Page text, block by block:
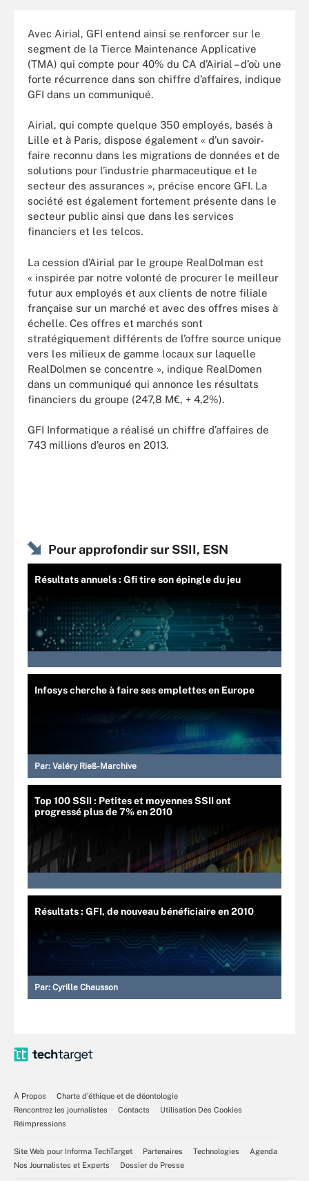
Avec Airial, GFI entend ainsi se renforcer sur le
segment de la Tierce Maintenance Applicative
(TMA) qui compte pour 40% du CA d’Airial – d’où une
forte récurrence dans son chiffre d’affaires, indique
GFI dans un communiqué.
Airial, qui compte quelque 350 employés, basés à
Lille et à Paris, dispose également « d’un savoir-
faire reconnu dans les migrations de données et de
solutions pour l’industrie pharmaceutique et le
secteur des assurances », précise encore GFI. La
société est également fortement présente dans le
secteur public ainsi que dans les services
financiers et les telcos.
La cession d’Airial par le groupe RealDolman est
« inspirée par notre volonté de procurer le meilleur
futur aux employés et aux clients de notre filiale
française sur un marché et avec des offres mises à
échelle. Ces offres et marchés sont
stratégiquement différents de l’offre source unique
vers les milieux de gamme locaux sur laquelle
RealDolmen se concentre », indique RealDomen
dans un communiqué qui annonce les résultats
financiers du groupe (247,8 M€, + 4,2%).
GFI Informatique a réalisé un chiffre d’affaires de
743 millions d’euros en 2013.
Pour approfondir sur SSII, ESN
Résultats annuels : Gfi tire son épingle du jeu
Infosys cherche à faire ses emplettes en Europe
Par: Valéry Rieß-Marchive
Top 100 SSII : Petites et moyennes SSII ont
progressé plus de 7% en 2010
Résultats : GFI, de nouveau bénéficiaire en 2010
Par: Cyrille Chausson
À Propos
Charte d’éthique et de déontologie
Rencontrez les journalistes
Contacts
Utilisation Des Cookies
Réimpressions
Site Web pour Informa TechTarget Partenaires Technologies
Agenda
Nos Journalistes et Experts
Dossier de Presse